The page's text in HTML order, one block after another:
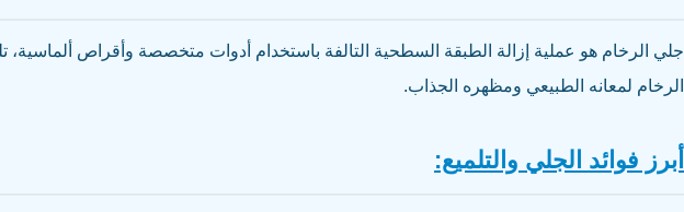
جلي الرخام هو عملية إزالة الطبقة السطحية التالفة باستخدام أدوات متخصصة وأقراص ألماسية،
الرخام لمعانه الطبيعي ومظهره الجذاب.
أبرز فوائد الجلي والتلميع: